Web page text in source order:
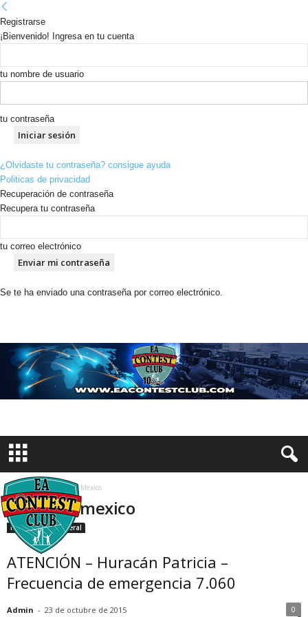
Registrarse
¡Bienvenido! Ingresa en tu cuenta
tu nombre de usuario
tu contraseña
¿Olvidaste tu contraseña? consigue ayuda
Politicas de privacidad
Recuperación de contraseña
Recupera tu contraseña
tu correo electrónico
Se te ha enviado una contraseña por correo electrónico.
Inicio Etiquetas Mexico
Etiqueta: mexico
Información General
ATENCIÓN – Huracán Patricia –
Frecuencia de emergencia 7.060
Admin - 23 de octubre de 2015 0